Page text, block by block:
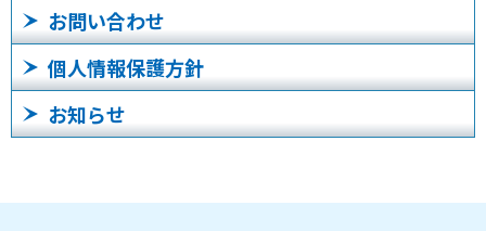
お問い合わせ
個人情報保護方針
お知らせ